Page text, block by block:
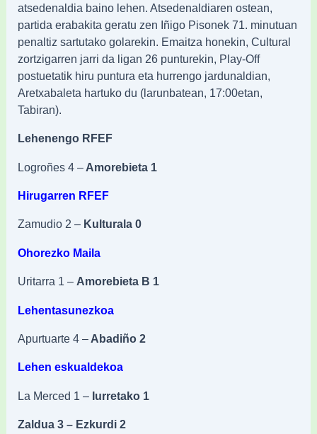
atsedenaldia baino lehen. Atsedenaldiaren ostean,
partida erabakita geratu zen Iñigo Pisonek 71. minutuan
penaltiz sartutako golarekin. Emaitza honekin, Cultural
zortzigarren jarri da ligan 26 punturekin, Play-Off
postuetatik hiru puntura eta hurrengo jardunaldian,
Aretxabaleta hartuko du (larunbatean, 17:00etan,
Tabiran).
Lehenengo RFEF
Logroñes 4 – Amorebieta 1
Hirugarren RFEF
Zamudio 2 – Kulturala 0
Ohorezko Maila
Uritarra 1 – Amorebieta B 1
Lehentasunezkoa
Apurtuarte 4 – Abadiño 2
Lehen eskualdekoa
La Merced 1 – Iurretako 1
Zaldua 3 – Ezkurdi 2